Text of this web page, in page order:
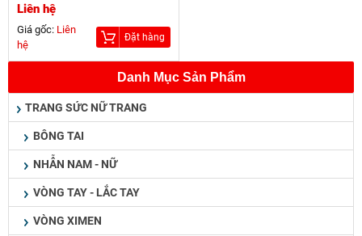
Liên hệ
Giá gốc: Liên
hệ
Đặt hàng
Danh Mục Sản Phẩm
TRANG SỨC NỮ TRANG
BÔNG TAI
NHẪN NAM - NỮ
VÒNG TAY - LẮC TAY
VÒNG XIMEN